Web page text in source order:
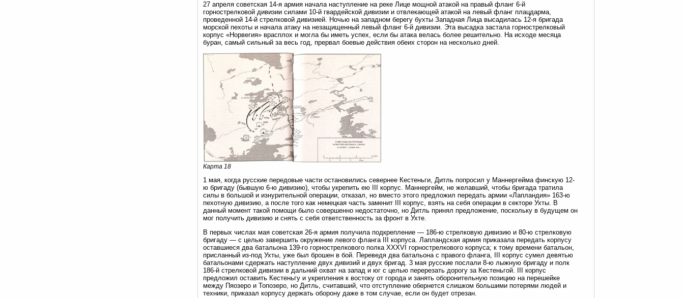
27 апреля советская 14-я армия начала наступление на реке Лице мощной атакой на правый фланг 6-й
горнострелковой дивизии силами 10-й гвардейской дивизии и отвлекающей атакой на левый фланг плацдарма,
проведенной 14-й стрелковой дивизией. Ночью на западном берегу бухты Западная Лица высадилась 12-я бригада
морской пехоты и начала атаку на незащищенный левый фланг 6-й дивизии. Эта высадка застала горнострелковый
корпус «Норвегия» врасплох и могла бы иметь успех, если бы атака велась более решительно. На исходе месяца
буран, самый сильный за весь год, прервал боевые действия обеих сторон на несколько дней.
Карта 18
1 мая, когда русские передовые части остановились севернее Кестеньги, Дитль попросил у Маннергейма финскую 12-
ю бригаду (бывшую 6-ю дивизию), чтобы укрепить ею III корпус. Маннергейм, не желавший, чтобы бригада тратила
силы в большой и изнурительной операции, отказал, но вместо этого предложил передать армии «Лапландия» 163-ю
пехотную дивизию, а после того как немецкая часть заменит III корпус, взять на себя операции в секторе Ухты. В
данный момент такой помощи было совершенно недостаточно, но Дитль принял предложение, поскольку в будущем он
мог получить дивизию и снять с себя ответственность за фронт в Ухте.
В первых числах мая советская 26-я армия получила подкрепление — 186-ю стрелковую дивизию и 80-ю стрелковую
бригаду — с целью завершить окружение левого фланга III корпуса. Лапландская армия приказала передать корпусу
оставшиеся два батальона 139-го горнострелкового полка XXXVI горнострелкового корпуса; к тому времени батальон,
присланный из-под Ухты, уже был брошен в бой. Переведя два батальона с правого фланга, III корпус сумел девятью
батальонами сдержать наступление двух дивизий и двух бригад. 3 мая русские послали 8-ю лыжную бригаду и полк
186-й стрелковой дивизии в дальний охват на запад и юг с целью перерезать дорогу за Кестеньгой. III корпус
предложил оставить Кестеньгу и укрепления к востоку от города и занять оборонительную позицию на перешейке
между Пяозеро и Топозеро, но Дитль, считавший, что отступление обернется слишком большими потерями людей и
техники, приказал корпусу держать оборону даже в том случае, если он будет отрезан.